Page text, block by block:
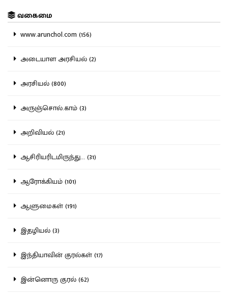
வகைமை
www.arunchol.com (156)
அடையாள அரசியல் (2)
அரசியல் (800)
அருஞ்சொல்.காம் (3)
அறிவியல் (21)
ஆசிரியரிடமிருந்து... (31)
ஆரோக்கியம் (101)
ஆளுமைகள் (191)
இதழியல் (3)
இந்தியாவின் குரல்கள் (17)
இன்னொரு குரல் (62)